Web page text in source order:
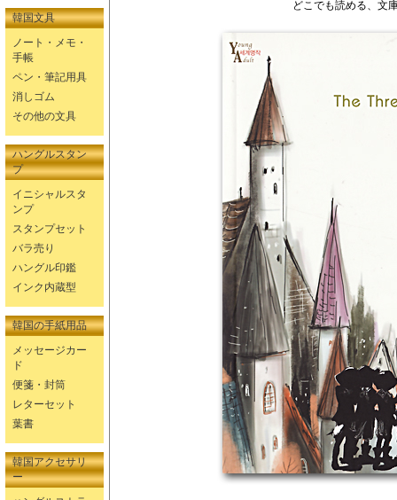
韓国文具
ノート・メモ・
手帳
ペン・筆記用具
消しゴム
その他の文具
ハングルスタン
プ
イニシャルスタ
ンプ
スタンプセット
バラ売り
ハングル印鑑
インク内蔵型
韓国の手紙用品
メッセージカー
ド
便箋・封筒
レターセット
葉書
韓国アクセサリ
ー
どこでも読める、文